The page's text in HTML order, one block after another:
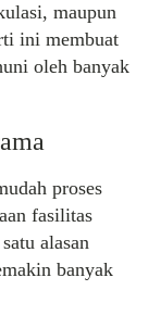
maupun
ini membuat
oleh banyak
proses
fasilitas
alasan
banyak